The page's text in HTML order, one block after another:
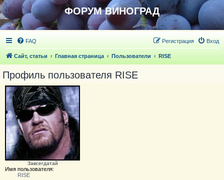
ФОРУМ ВИНОГРАД
FAQ Вход
Регистрация
Сайт, статьи Главная страница Пользователи RISE
Профиль пользователя RISE
Завсегдатай
Имя пользователя:
RISE